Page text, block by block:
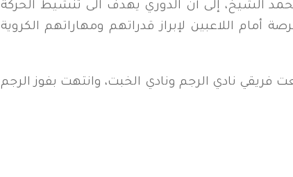
الشيخ، إلى أن الدوري يهدف الى تنشيط الحركة
أمام اللاعبين لإبراز قدراتهم ومهاراتهم الكروية
فريقي نادي الرجم ونادي الخبت، وانتهت بفوز الرجم